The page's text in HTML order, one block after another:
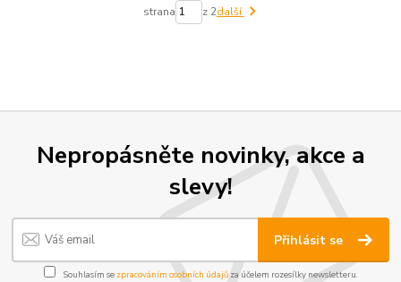
strana z 2další
Nepropásněte novinky, akce a
slevy!
Přihlásit se
Souhlasím se zpracováním osobních údajůza účelem rozesílky newsletteru.